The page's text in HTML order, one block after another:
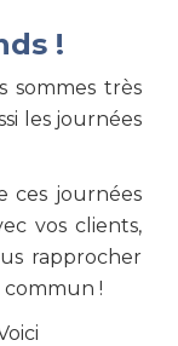
!
sommes très
les journées
ces journées
vos clients,
rapprocher
commun !